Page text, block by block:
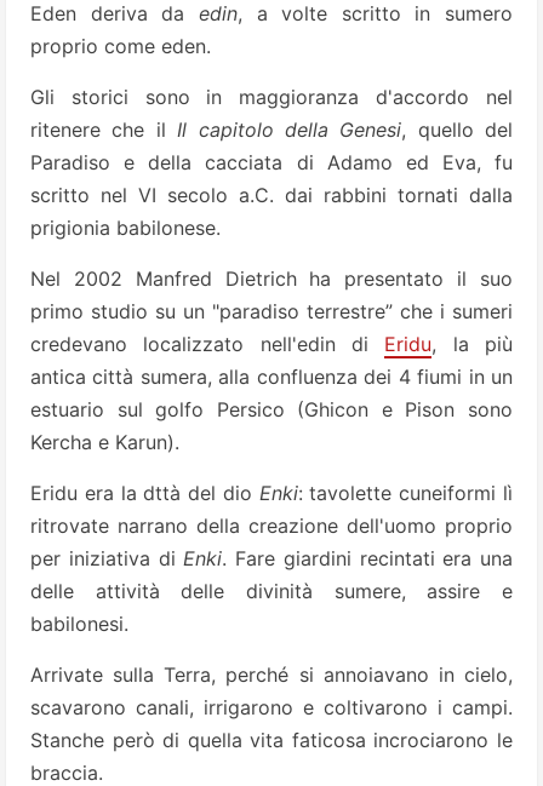
Eden deriva da edin, a volte scritto in sumero
proprio come eden.
Gli storici sono in maggioranza d'accordo nel
ritenere che il Il capitolo della Genesi, quello del
Paradiso e della cacciata di Adamo ed Eva, fu
scritto nel VI secolo a.C. dai rabbini tornati dalla
prigionia babilonese.
Nel 2002 Manfred Dietrich ha presentato il suo
primo studio su un "paradiso terrestre” che i sumeri
credevano localizzato nell'edin di Eridu, la più
antica città sumera, alla confluenza dei 4 fiumi in un
estuario sul golfo Persico (Ghicon e Pison sono
Kercha e Karun).
Eridu era la dttà del dio Enki: tavolette cuneiformi lì
ritrovate narrano della creazione dell'uomo proprio
per iniziativa diEnki. Fare giardini recintati era una
delle attività delle divinità sumere, assire e
babilonesi.
Arrivate sulla Terra, perché si annoiavano in cielo,
scavarono canali, irrigarono e coltivarono i campi.
Stanche però di quella vita faticosa incrociarono le
braccia.